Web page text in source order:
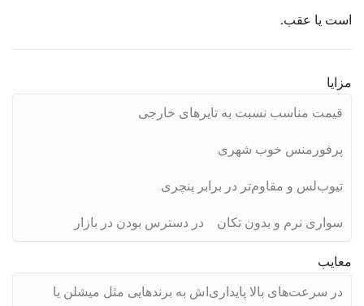
است یا عقب.
مزایا
قیمت مناسب نسبت به تایرهای خارجی
پرفورمنس خوب شهری
تیوب‌لس و مقاوم‌تر در برابر پنچری
سواری نرم و بدون تکان در دسترس بودن در بازار
معایب
در سرعت‌های بالا پایداری‌اش به برندهایی مثل میشلن یا